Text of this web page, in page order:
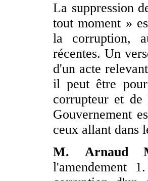
La suppression
tout moment »
la corruption,
récentes. Un
d'un acte
il peut être
corrupteur et
Gouvernement
ceux allant dans
M. Arnaud
l'amendement